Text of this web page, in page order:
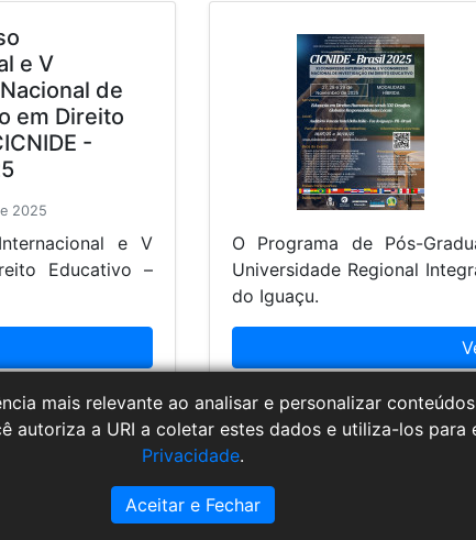
e V
de
em Direito
-
2025
e V
Educativo –
O Programa de Pós-
Universidade Regional
do Iguaçu.
mais relevante ao analisar e personalizar
autoriza a URI a coletar estes dados e utiliza-los para
Privacidade.
Aceitar e Fechar